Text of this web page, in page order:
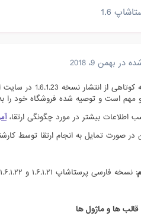
1.6
در بهمن 9، 2018
به فاصله
مهم است و توصیه شده فروشگاه خود را
اطلاعات بیشتر در مورد چگونگی ارتقا،
صورت تمایل به انجام ارتقا توسط
: نسخه فارسی پرستاشاپ ۱.۶.۱.۲۱ و ۱.۶.۱.۲۲ به دلیل باگ امنیتی منتشر نمی‌شوند.
قالب ها و ماژول ها